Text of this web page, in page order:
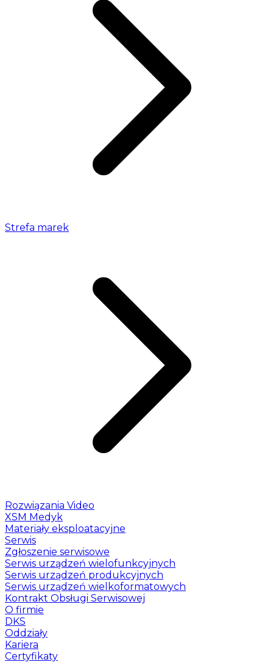
Strefa marek
Rozwiązania Video
XSM Medyk
Materiały eksploatacyjne
Serwis
Zgłoszenie serwisowe
Serwis urządzeń wielofunkcyjnych
Serwis urządzeń produkcyjnych
Serwis urządzeń wielkoformatowych
Kontrakt Obsługi Serwisowej
O firmie
DKS
Oddziały
Kariera
Certyfikaty